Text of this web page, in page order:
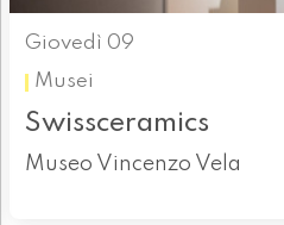
Giovedì 09
Musei
Swissceramics
Museo Vincenzo Vela